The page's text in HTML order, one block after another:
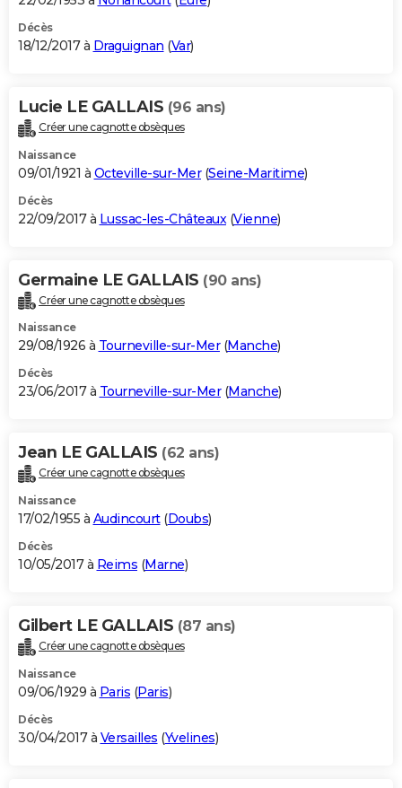
Décès
18/12/2017 à Draguignan (Var)
Lucie LE GALLAIS (96 ans)
Créer une cagnotte obsèques
Naissance
09/01/1921 à Octeville-sur-Mer(Seine-Maritime)
Décès
22/09/2017 à Lussac-les-Châteaux (Vienne)
Germaine LE GALLAIS (90 ans)
Créer une cagnotte obsèques
Naissance
29/08/1926 à Tourneville-sur-Mer(Manche)
Décès
23/06/2017 à Tourneville-sur-Mer(Manche)
Jean LE GALLAIS (62 ans)
Créer une cagnotte obsèques
Naissance
17/02/1955 à Audincourt(Doubs)
Décès
10/05/2017 à Reims (Marne)
Gilbert LE GALLAIS (87 ans)
Créer une cagnotte obsèques
Naissance
09/06/1929 à Paris (Paris)
Décès
30/04/2017 à Versailles (Yvelines)